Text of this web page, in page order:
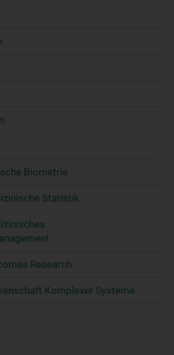
Biometrie
Statistik
Research
Komplexer Systeme